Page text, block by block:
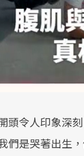
頭令人印象深
我們是哭著出生